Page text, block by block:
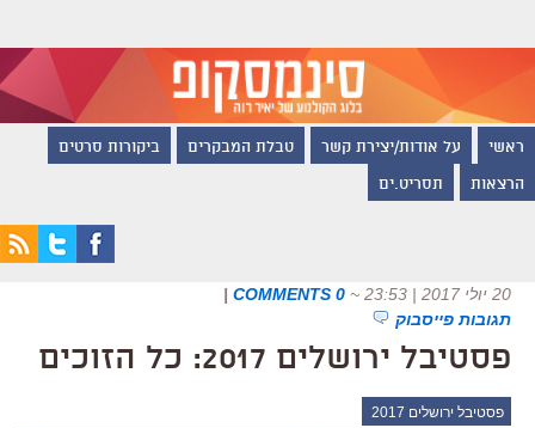
ראשי על אודות/יצירת קשר טבלת המבקרים ביקורות סרטים
הרצאות תסריט.ים
20 יולי 2017 | 23:53 ~
0 COMMENTS
|
תגובות פייסבוק
פסטיבל ירושלים 2017: כל הזוכים
פסטיבל ירושלים 2017